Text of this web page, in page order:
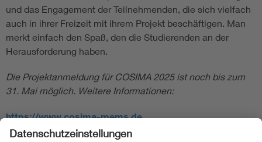
und das Engagement der Teilnehmenden, die sich vielfach
auch in ihrer Freizeit mit ihrem Projekt beschäftigen. Man
merkt einfach den Spaß, den die Studierenden an der
Herausforderung haben.
Die Projektanmeldung für COSIMA 2025 ist noch bis zum
31. Mai möglich. Weitere Informationen:
https://www.cosima-mems.de